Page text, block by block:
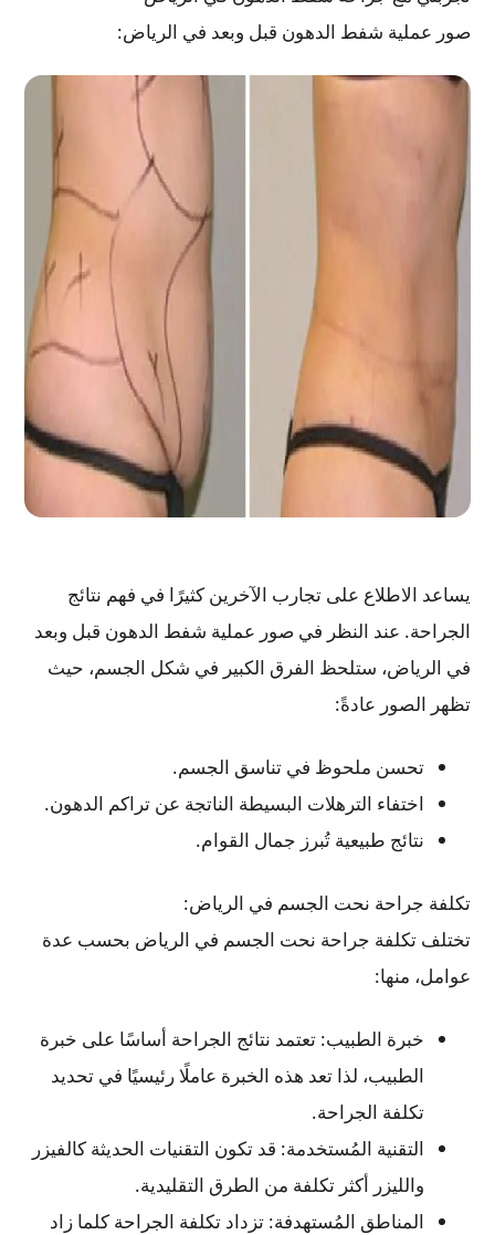
صور عملية شفط الدهون قبل وبعد في الرياض:
يساعد الاطلاع على تجارب الآخرين كثيرًا في فهم نتائج
الجراحة. عند النظر في صور عملية شفط الدهون قبل وبعد
في الرياض، ستلحظ الفرق الكبير في شكل الجسم، حيث
تظهر الصور عادةً:
تحسن ملحوظ في تناسق الجسم.
اختفاء الترهلات البسيطة الناتجة عن تراكم الدهون.
نتائج طبيعية تُبرز جمال القوام.
تكلفة جراحة نحت الجسم في الرياض:
تختلف تكلفة جراحة نحت الجسم في الرياض بحسب عدة
عوامل، منها:
خبرة الطبيب: تعتمد نتائج الجراحة أساسًا على خبرة
الطبيب، لذا تعد هذه الخبرة عاملًا رئيسيًا في تحديد
تكلفة الجراحة.
التقنية المُستخدمة: قد تكون التقنيات الحديثة كالفيزر
والليزر أكثر تكلفة من الطرق التقليدية.
المناطق المُستهدفة: تزداد تكلفة الجراحة كلما زاد